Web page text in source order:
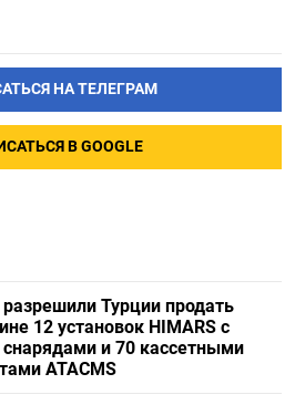
НА ТЕЛЕГРАМ
В GOOGLE
Турции продать
12 установок HIMARS с
снарядами и 70 кассетными
ATACMS